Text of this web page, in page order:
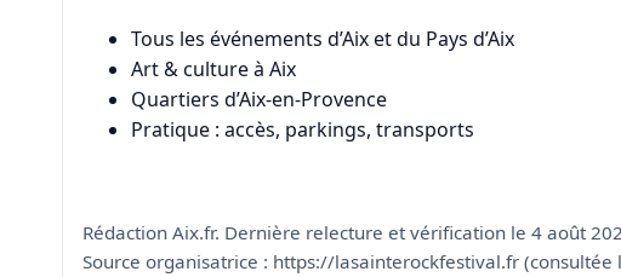
Tous les événements d’Aix et du Pays d’Aix
Art & culture à Aix
Quartiers d’Aix-en-Provence
Pratique : accès, parkings, transports
Rédaction Aix.fr. Dernière relecture et vérification le 4 août
Source organisatrice : https://lasainterockfestival.fr